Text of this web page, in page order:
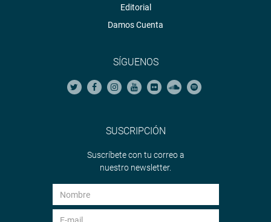
Editorial
Damos Cuenta
SÍGUENOS
SUSCRIPCIÓN
Suscríbete con tu correo a
nuestro newsletter.